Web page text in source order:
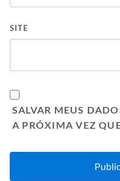
SITE
SALVAR MEUS
A PRÓXIMA VEZ